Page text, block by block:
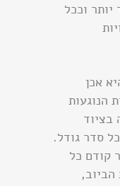
וככל
אכן
הנוגעות
בציוד
סדר גודל.
קודם כל